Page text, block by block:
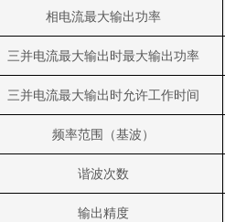
相电流最大输出功率
三并电流最大输出时最大输出功率
三并电流最大输出时允许工作时间
频率范围（基波）
谐波次数
输出精度